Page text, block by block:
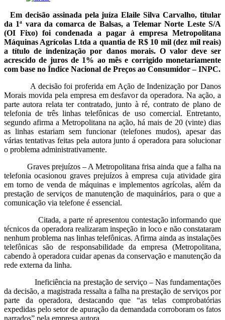
Em decisão assinada pela juíza Elaile Silva Carvalho, titular
da 1ª vara da comarca de Balsas, a Telemar Norte Leste S/A
(OI Fixo) foi condenada a pagar à empresa Metropolitana
Máquinas Agrícolas Ltda a quantia de R$ 10 mil (dez mil reais)
a título de indenização por danos morais. O valor deve ser
acrescido de juros de 1% ao mês e corrigido monetariamente
com base no Índice Nacional de Preços ao Consumidor – INPC.
A decisão foi proferida em Ação de Indenização por Danos
Morais movida pela empresa em desfavor da operadora. Na ação, a
parte autora relata ter contratado, junto à ré, contrato de plano de
telefonia de três linhas telefônicas de uso comercial. Entretanto,
segundo afirma a Metropolitana na ação, há mais de 20 (vinte) dias
as linhas estariam sem funcionar (telefones mudos), apesar das
várias tentativas feitas pela autora junto á operadora para solucionar
o problema administrativamente.
Graves prejuízos – A Metropolitana frisa ainda que a falha na
telefonia ocasionou graves prejuízos à empresa cuja atividade gira
em torno de venda de máquinas e implementos agrícolas, além da
prestação de serviços de manutenção de maquinários, para o que a
comunicação via telefone é essencial.
Citada, a parte ré apresentou contestação informando que
técnicos da operadora realizaram inspeção in loco e não constataram
nenhum problema nas linhas telefônicas. Afirma ainda as instalações
telefônicas são de responsabilidade da empresa (Metropolitana,
cabendo à operadora cuidar apenas da conservação e manutenção da
rede externa da linha.
Ineficiência na prestação de serviço – Nas fundamentações
da decisão, a magistrada ressalta a falha na prestação de serviços por
parte da operadora, destacando que “as telas comprobatórias
expedidas pelo setor de apuração da demandada corroboram os fatos